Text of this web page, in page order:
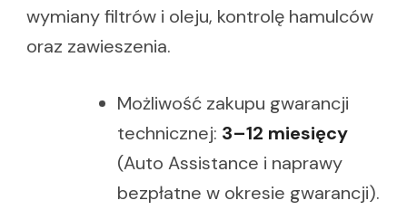
wymiany filtrów i oleju, kontrolę hamulców
oraz zawieszenia.
Możliwość zakupu gwarancji
technicznej: 3–12 miesięcy
(Auto Assistance i naprawy
bezpłatne w okresie gwarancji).